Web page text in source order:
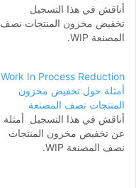
أناقش في هذا التسجيل
تخفيض مخزون المنتجات نصف
المصنعة WIP.
Work In Process Reduction
أمثلة حول تخفيض مخزون
المنتجات نصف المصنعة
أناقش في هذا التسجيل أمثلة
عن تخفيض مخزون المنتجات
نصف المصنعة WIP.